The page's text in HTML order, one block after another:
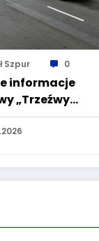
Szpur 0
informacje
„Trzeźwy
bez